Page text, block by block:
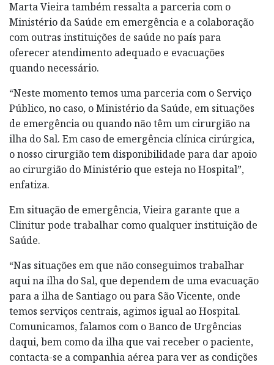
Marta Vieira também ressalta a parceria com o
Ministério da Saúde em emergência e a colaboração
com outras instituições de saúde no país para
oferecer atendimento adequado e evacuações
quando necessário.
“Neste momento temos uma parceria com o Serviço
Público, no caso, o Ministério da Saúde, em situações
de emergência ou quando não têm um cirurgião na
ilha do Sal. Em caso de emergência clínica cirúrgica,
o nosso cirurgião tem disponibilidade para dar apoio
ao cirurgião do Ministério que esteja no Hospital”,
enfatiza.
Em situação de emergência, Vieira garante que a
Clinitur pode trabalhar como qualquer instituição de
Saúde.
“Nas situações em que não conseguimos trabalhar
aqui na ilha do Sal, que dependem de uma evacuação
para a ilha de Santiago ou para São Vicente, onde
temos serviços centrais, agimos igual ao Hospital.
Comunicamos, falamos com o Banco de Urgências
daqui, bem como da ilha que vai receber o paciente,
contacta-se a companhia aérea para ver as condições